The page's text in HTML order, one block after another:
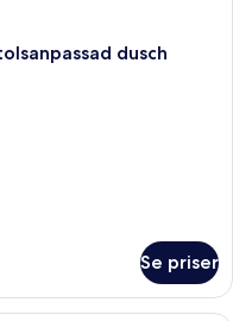
dusch
Se priser